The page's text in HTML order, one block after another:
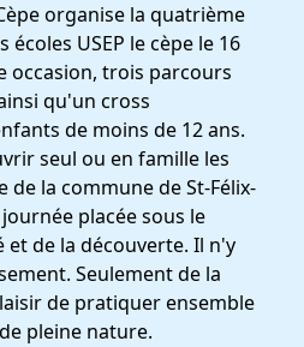
organise la quatrième
USEP le cèpe le 16
occasion, trois parcours
qu'un cross
de moins de 12 ans.
seul ou en famille les
la commune de St-Félix-
placée sous le
et de la découverte. Il n'y
Seulement de la
de pratiquer ensemble
pleine nature.